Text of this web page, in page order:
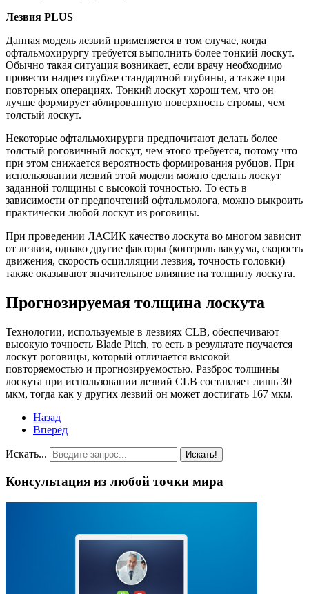
Лезвия PLUS
Данная модель лезвий применяется в том случае, когда
офтальмохирургу требуется выполнить более тонкий лоскут.
Обычно такая ситуация возникает, если врачу необходимо
провести надрез глубже стандартной глубины, а также при
повторных операциях. Тонкий лоскут хорош тем, что он
лучше формирует аблированную поверхность стромы, чем
толстый лоскут.
Некоторые офтальмохирурги предпочитают делать более
толстый роговичный лоскут, чем этого требуется, потому что
при этом снижается вероятность формирования рубцов. При
использовании лезвий этой модели можно сделать лоскут
заданной толщины с высокой точностью. То есть в
зависимости от предпочтений офтальмолога, можно выкроить
практически любой лоскут из роговицы.
При проведении ЛАСИК качество лоскута во многом зависит
от лезвия, однако другие факторы (контроль вакуума, скорость
движения, скорость осцилляции лезвия, точность головки)
также оказывают значительное влияние на толщину лоскута.
Прогнозируемая толщина лоскута
Технологии, используемые в лезвиях CLB, обеспечивают
высокую точность Blade Pitch, то есть в результате поучается
лоскут роговицы, который отличается высокой
повторяемостью и прогнозируемостью. Разброс толщины
лоскута при использовании лезвий CLB составляет лишь 30
мкм, тогда как у других лезвий он может достигать 167 мкм.
Назад
Вперёд
Искать... Искать!
Консультация из любой точки мира